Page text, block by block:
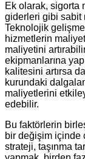
Ek olarak, sigorta
giderleri gibi sabit
Teknolojik
hizmetlerin
maliyetini
ekipmanlarına
kalitesini artırsa
kurundaki
maliyetlerini
edebilir.
Bu faktörlerin
bir değişim içinde
strateji, taşınma